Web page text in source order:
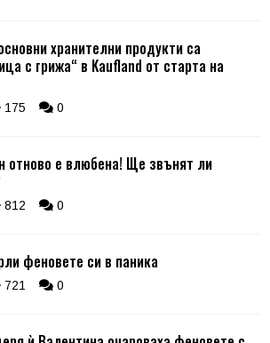
хранителни продукти са
с грижа“ в Kaufland от старта на
175 0
е влюбена! Ще звънят ли
812 0
феновете си в паника
721 0